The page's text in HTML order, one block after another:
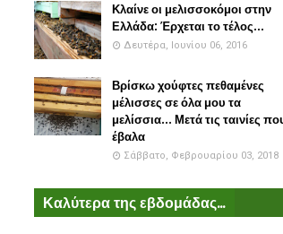
Κλαίνε οι μελισσοκόμοι στην
Ελλάδα: Έρχεται το τέλος...
Δευτέρα, Ιουνίου 06, 2016
Βρίσκω χούφτες πεθαμένες
μέλισσες σε όλα μου τα
μελίσσια... Μετά τις ταινίες
έβαλα
Σάββατο, Φεβρουαρίου 03, 2018
Καλύτερα της εβδομάδας...